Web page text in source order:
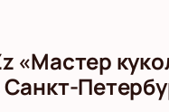
«Мастер